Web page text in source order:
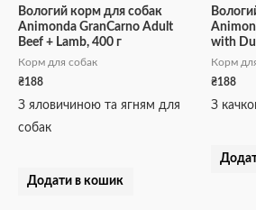
Вологий корм для собак
Animonda GranCarno Adult
Beef + Lamb, 400 г
Корм для собак
₴188
З яловичиною та ягням для
собак
Додати в кошик
with
Корм
₴188
З